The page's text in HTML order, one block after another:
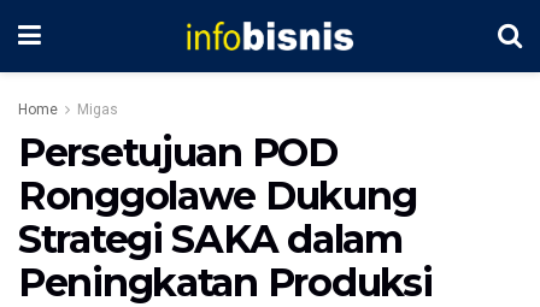
Home Migas
Persetujuan POD
Ronggolawe Dukung
Strategi SAKA dalam
Peningkatan Produksi